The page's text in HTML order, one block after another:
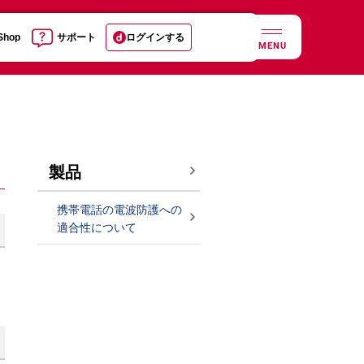
サポート ログインする
MENU
製品
携帯電話の電波防護への
適合性について